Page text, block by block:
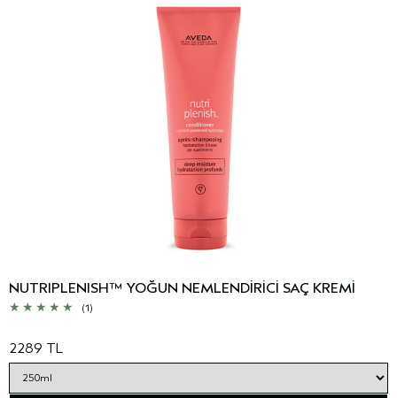
NUTRIPLENISH™ YOĞUN NEMLENDİRİCİ SAÇ KREMİ
(1)
2289 TL